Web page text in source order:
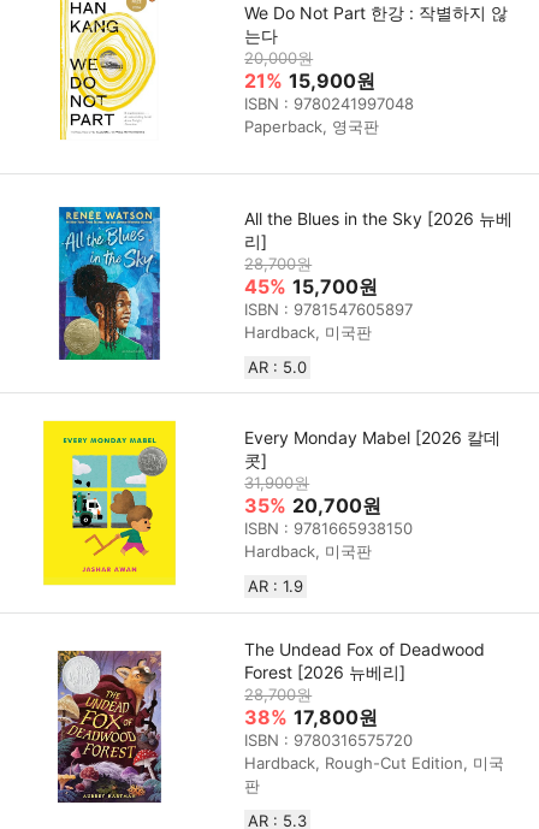
We Do Not Part 한강 : 작별하지 않
는다
20,000원
21% 15,900원
ISBN : 9780241997048
Paperback, 영국판
All the Blues in the Sky [2026 뉴베
리]
28,700원
45% 15,700원
ISBN : 9781547605897
Hardback, 미국판
AR : 5.0
Every Monday Mabel [2026 칼데
콧]
31,900원
35% 20,700원
ISBN : 9781665938150
Hardback, 미국판
AR : 1.9
The Undead Fox of Deadwood
Forest [2026 뉴베리]
28,700원
38% 17,800원
ISBN : 9780316575720
Hardback, Rough-Cut Edition, 미국
판
AR : 5.3